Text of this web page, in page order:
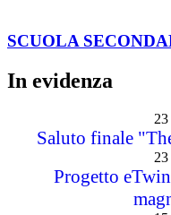
SCUOLA
In evidenza
Saluto finale
Progetto